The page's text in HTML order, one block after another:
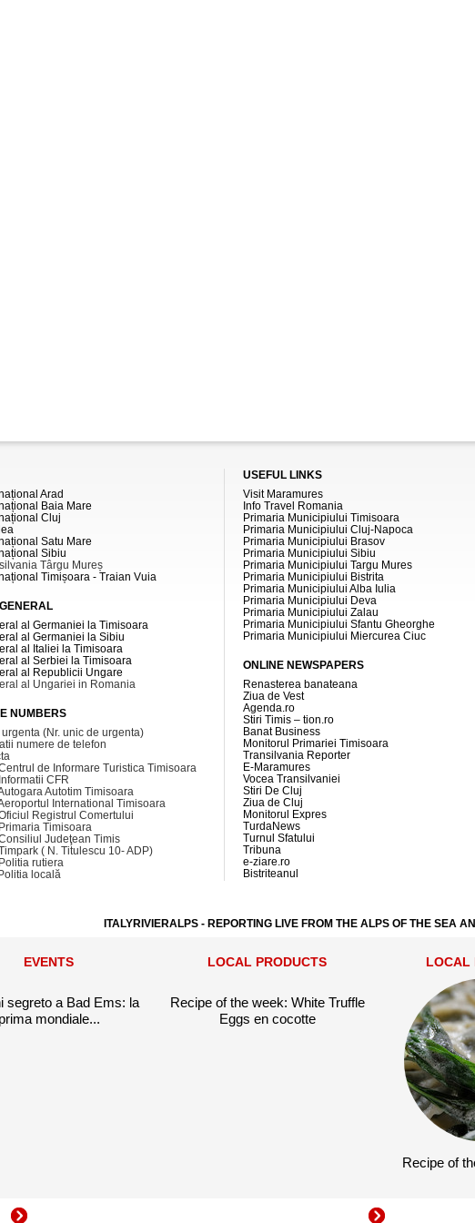
Arad
Baia Mare
Cluj
Satu Mare
Sibiu
Târgu Mureș
Timișoara - Traian Vuia
al Germaniei la Timisoara
al Germaniei la Sibiu
al Italiei la Timisoara
al Serbiei la Timisoara
al Republicii Ungare
al Ungariei in Romania
NUMBERS
(Nr. unic de urgenta)
numere de telefon
de Informare Turistica Timisoara
CFR
Autotim Timisoara
International Timisoara
Registrul Comertului
Timisoara
Judeţean Timis
( N. Titulescu 10- ADP)
rutiera
locală
USEFUL LINKS
Visit Maramures
Info Travel Romania
Primaria Municipiului Timisoara
Primaria Municipiului Cluj-Napoca
Primaria Municipiului Brasov
Primaria Municipiului Sibiu
Primaria Municipiului Targu Mures
Primaria Municipiului Bistrita
Primaria Municipiului Alba Iulia
Primaria Municipiului Deva
Primaria Municipiului Zalau
Primaria Municipiului Sfantu Gheorghe
Primaria Municipiului Miercurea Ciuc
ONLINE NEWSPAPERS
Renasterea banateana
Ziua de Vest
Agenda.ro
Stiri Timis – tion.ro
Banat Business
Monitorul Primariei Timisoara
Transilvania Reporter
E-Maramures
Vocea Transilvaniei
Stiri De Cluj
Ziua de Cluj
Monitorul Expres
TurdaNews
Turnul Sfatului
Tribuna
e-ziare.ro
Bistriteanul
ITALYRIVIERALPS - REPORTING LIVE FROM THE ALPS OF THE SEA
EVENTS
segreto a Bad Ems: la
prima mondiale...
LOCAL PRODUCTS
Recipe of the week: White Truffle
Eggs en cocotte
LOCAL
Recipe of